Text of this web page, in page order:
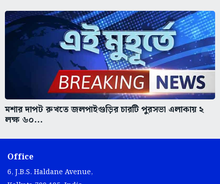
মশার দাপট রুখতে জলপাইগুড়ির চারটি পুরসভা এলাকায় ২
লক্ষ ৬০...
Office
6, J.B.S. Haldane Avenue,